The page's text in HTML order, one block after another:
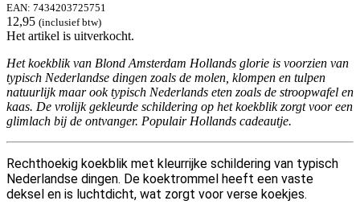
EAN: 7434203725751
12,95 (inclusief btw)
Het artikel is uitverkocht.
Het koekblik van Blond Amsterdam Hollands glorie is voorzien van
typisch Nederlandse dingen zoals de molen, klompen en tulpen
natuurlijk maar ook typisch Nederlands eten zoals de stroopwafel en
kaas. De vrolijk gekleurde schildering op het koekblik zorgt voor een
glimlach bij de ontvanger. Populair Hollands cadeautje.
Rechthoekig koekblik met kleurrijke schildering van typisch
Nederlandse dingen. De koektrommel heeft een vaste
deksel en is luchtdicht, wat zorgt voor verse koekjes.